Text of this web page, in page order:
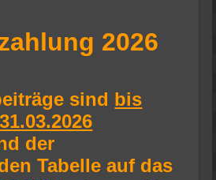
2026
sind bis
der
Tabelle auf das